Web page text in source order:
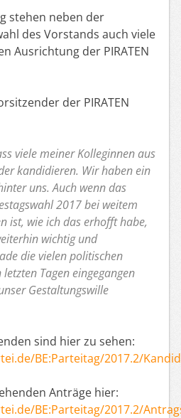
stehen neben der
des Vorstands auch viele
Ausrichtung der PIRATEN
der PIRATEN
viele meiner Kolleginnen aus
kandidieren. Wir haben ein
uns. Auch wenn das
2017 bei weitem
ist, wie ich das erhofft habe,
wichtig und
die vielen politischen
Tagen eingegangen
Gestaltungswille
sind hier zu sehen:
BE:Parteitag/2017.2/
Anträge hier:
BE:Parteitag/2017.2/